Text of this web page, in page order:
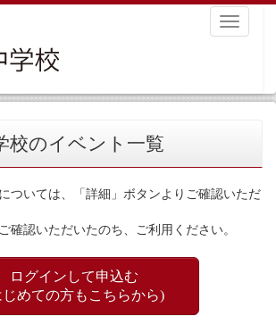
Toggle
校のイベント一覧
ついては、「詳細」ボタンよりご確認いただ
確認いただいたのち、ご利用ください。
ログインして申込む
じめての方もこちらから)